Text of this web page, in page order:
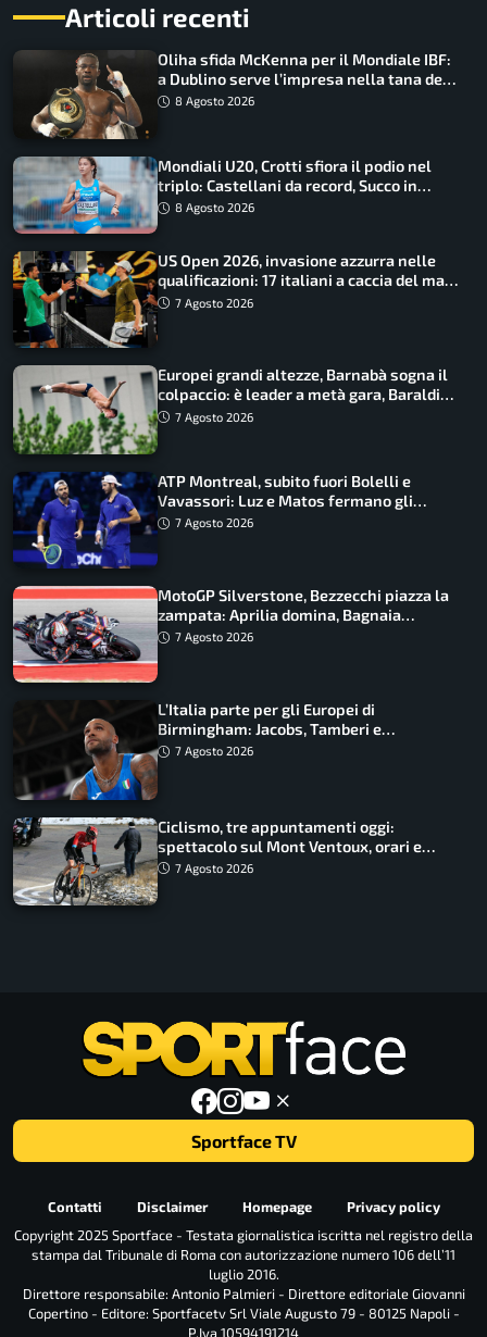
Articoli recenti
Oliha sfida McKenna per il Mondiale IBF:
a Dublino serve l’impresa nella tana del
lupo8 Agosto 2026
Mondiali U20, Crotti sfiora il podio nel
triplo: Castellani da record, Succo in
finale
8 Agosto 2026
US Open 2026, invasione azzurra nelle
qualificazioni: 17 italiani a caccia del main
draw7 Agosto 2026
Europei grandi altezze, Barnabà sogna il
colpaccio: è leader a metà gara, Baraldi
ancora in corsa
7 Agosto 2026
ATP Montreal, subito fuori Bolelli e
Vavassori: Luz e Matos fermano gli
azzurri
7 Agosto 2026
MotoGP Silverstone, Bezzecchi piazza la
zampata: Aprilia domina, Bagnaia
costretto al Q1
7 Agosto 2026
L’Italia parte per gli Europei di
Birmingham: Jacobs, Tamberi e
Battocletti guidano una spedizione
7 Agosto 2026
Ciclismo, tre appuntamenti oggi:
spettacolo sul Mont Ventoux, orari e
come vederli
7 Agosto 2026
Sportface TV
Contatti Disclaimer Homepage
Privacy policy
Copyright 2025 Sportface - Testata giornalistica iscritta nel registro della
stampa dal Tribunale di Roma con autorizzazione numero 106 dell’11
luglio 2016.
Direttore responsabile: Antonio Palmieri - Direttore editoriale Giovanni
Copertino - Editore: Sportfacetv Srl Viale Augusto 79 - 80125 Napoli -
P.Iva 10594191214